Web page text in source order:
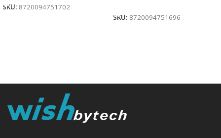
SKU: 8720094751702
SKU: 8720094751696